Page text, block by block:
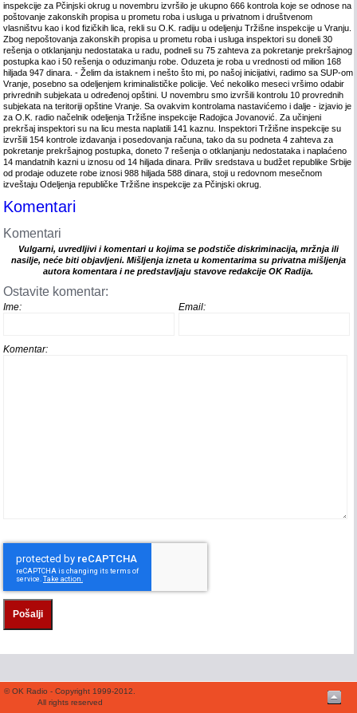
inspekcije za Pčinjski okrug u novembru izvršilo je ukupno 666 kontrola koje se odnose na
poštovanje zakonskih propisa u prometu roba i usluga u privatnom i društvenom
vlasništvu kao i kod fizičkih lica, rekli su O.K. radiju u odeljenju Tržišne inspekcije u Vranju.
Zbog nepoštovanja zakonskih propisa u prometu roba i usluga inspektori su doneli 30
rešenja o otklanjanju nedostataka u radu, podneli su 75 zahteva za pokretanje prekršajnog
postupka kao i 50 rešenja o oduzimanju robe. Oduzeta je roba u vrednosti od milion 168
hiljada 947 dinara. - Želim da istaknem i nešto što mi, po našoj inicijativi, radimo sa SUP-om
Vranje, posebno sa odeljenjem kriminalističke policije. Već nekoliko meseci vršimo odabir
privrednih subjekata u određenoj opštini. U novembru smo izvršili kontrolu 10 provrednih
subjekata na teritoriji opštine Vranje. Sa ovakvim kontrolama nastavićemo i dalje - izjavio je
za O.K. radio načelnik odeljenja Tržišne inspekcije Radojica Jovanović. Za učinjeni
prekršaj inspektori su na licu mesta naplatili 141 kaznu. Inspektori Tržišne inspekcije su
izvršili 154 kontrole izdavanja i posedovanja računa, tako da su podneta 4 zahteva za
pokretanje prekršajnog postupka, doneto 7 rešenja o otklanjanju nedostataka i naplaćeno
14 mandatnih kazni u iznosu od 14 hiljada dinara. Priliv sredstava u budžet republike Srbije
od prodaje oduzete robe iznosi 988 hiljada 588 dinara, stoji u redovnom mesečnom
izveštaju Odeljenja republičke Tržišne inspekcije za Pčinjski okrug.
Komentari
Komentari
Vulgarni, uvredljivi i komentari u kojima se podstiče diskriminacija, mržnja ili
nasilje, neće biti objavljeni. Mišljenja izneta u komentarima su privatna mišljenja
autora komentara i ne predstavljaju stavove redakcije OK Radija.
Ostavite komentar:
Ime: Email:
Komentar:
Pošalji
© OK Radio - Copyright 1999-2012.
All rights reserved